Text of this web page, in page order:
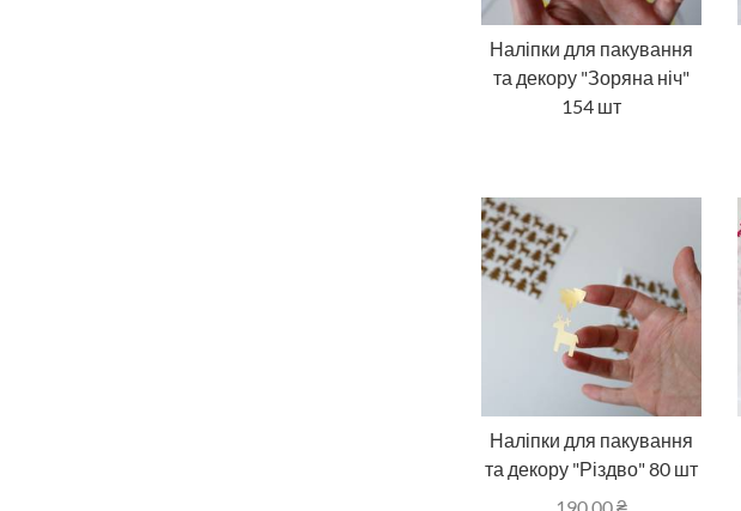
Наліпки для пакування
та декору "Зоряна ніч"
154 шт
Наліпки для пакування
та декору "Різдво" 80 шт